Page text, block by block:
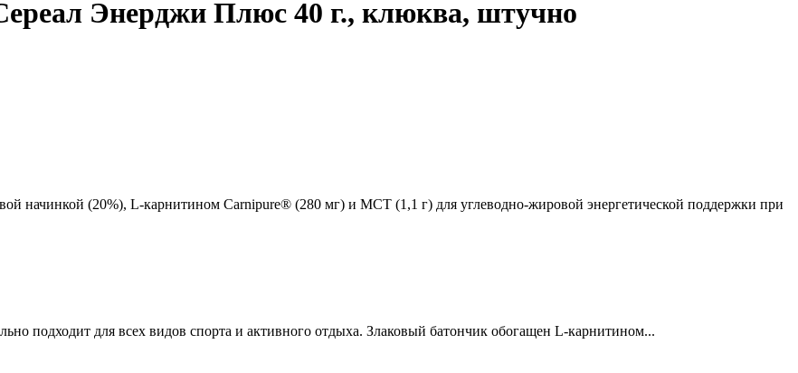
Энерджи Плюс 40 г., клюква, штучно
начинкой (20%), L-карнитином Carnipure® (280 мг) и МСТ (1,1 г) для углеводно-жировой энергетической поддержки при
подходит для всех видов спорта и активного отдыха. Злаковый батончик обогащен L-карнитином...